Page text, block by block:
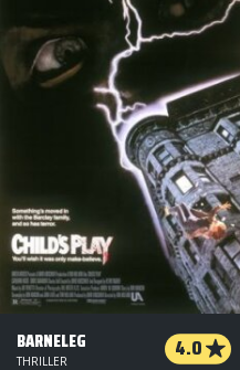
BARNELEG 4.0
THRILLER